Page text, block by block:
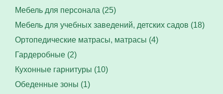
Мебель для персонала (25)
Мебель для учебных заведений, детских садов (18)
Ортопедические матрасы, матрасы (4)
Гардеробные (2)
Кухонные гарнитуры (10)
Обеденные зоны (1)